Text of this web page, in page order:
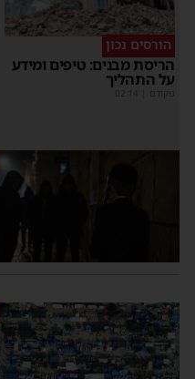
הורסים נכון
הריסת מבנים: טיפים ומידע
על התהליך
מקודם